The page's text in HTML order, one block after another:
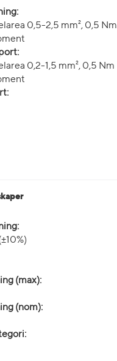
0,5-2,5 mm², 0,5 Nm
0,2-1,5 mm², 0,5 Nm
(max):
(nom):